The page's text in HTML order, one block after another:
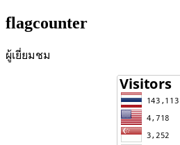
flagcounter
ผู้เยี่ยมชม